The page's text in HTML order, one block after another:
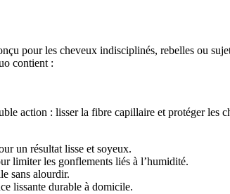
pour les cheveux indisciplinés, rebelles ou
contient :
action : lisser la fibre capillaire et protéger les
un résultat lisse et soyeux.
limiter les gonflements liés à l’humidité.
sans alourdir.
lissante durable à domicile.